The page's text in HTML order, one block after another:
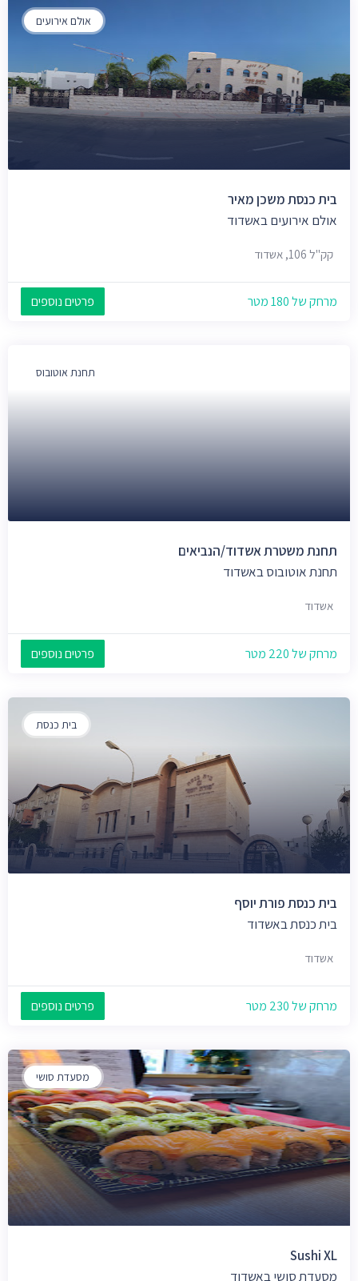
אולם אירועים
בית כנסת משכן מאיר
אולם אירועים באשדוד
קק"ל 106, אשדוד
מרחק של 180 מטר פרטים נוספים
תחנת אוטובוס
תחנת משטרת אשדוד/הנביאים
תחנת אוטובוס באשדוד
אשדוד
מרחק של 220 מטר פרטים נוספים
בית כנסת
בית כנסת פורת יוסף
בית כנסת באשדוד
אשדוד
מרחק של 230 מטר פרטים נוספים
מסעדת סושי
Sushi XL
מסעדת סושי באשדוד